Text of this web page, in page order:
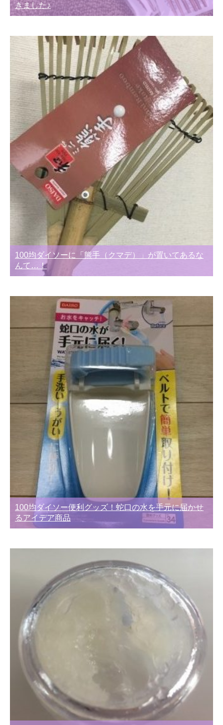
きました♪
100均ダイソーに「熊手（クマデ）」が置いてあるな
んて…！
100均ダイソー便利グッズ！蛇口の水を手元に届かせ
るアイデア商品